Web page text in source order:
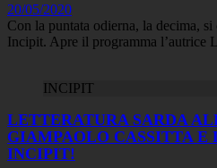
20/05/2020
Con la puntata odierna, la decima,
Incipit. Apre il programma l’autrice
INCIPIT
LETTERATURA SARDA
GIAMPAOLO CASSITTA E
INCIPIT!